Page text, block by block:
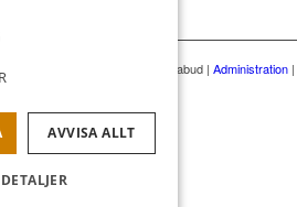
© Söderköpings gästabud | Administration |
AVVISA ALLT